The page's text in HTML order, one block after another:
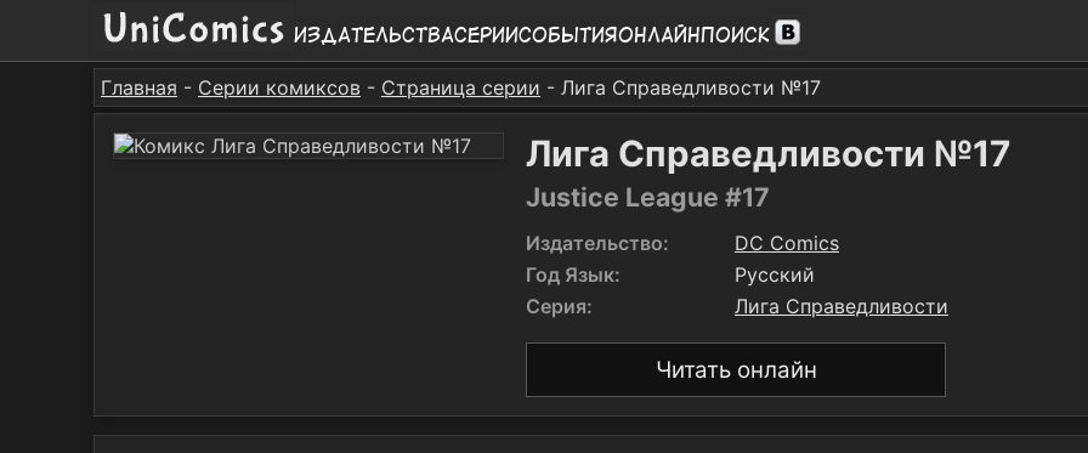
ИздательстваСерииСобытияОнлайнПоиск
Главная - Серии комиксов - Страница серии - Лига Справедливости №17
Лига Справедливости №17
Justice League #17
Издательство:
DC Comics
Год Язык:
Русский
Серия:
Лига Справедливости
Читать онлайн